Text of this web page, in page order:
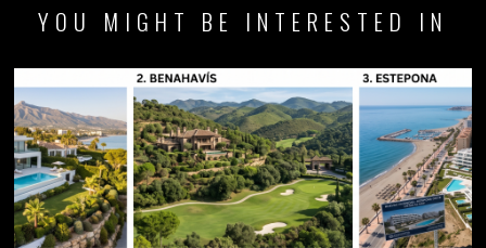
YOU MIGHT BE INTERESTED IN